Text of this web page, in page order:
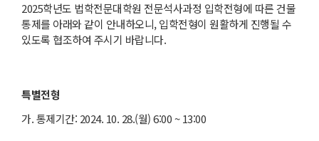
2025학년도 법학전문대학원 전문석사과정 입학전형에 따른 건물
통제를 아래와 같이 안내하오니, 입학전형이 원활하게 진행될 수
있도록 협조하여 주시기 바랍니다.
특별전형
가. 통제기간: 2024. 10. 28.(월) 6:00 ~ 13:00